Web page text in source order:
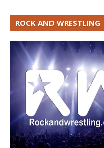
ROCK AND WRESTLING